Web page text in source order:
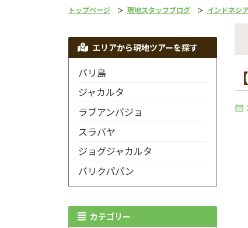
トップページ 現地スタッフブログ インドネシ
エリアから現地ツアーを探す
バリ島
ジャカルタ
ラブアンバジョ
スラバヤ
ジョグジャカルタ
バリクパパン
カテゴリー